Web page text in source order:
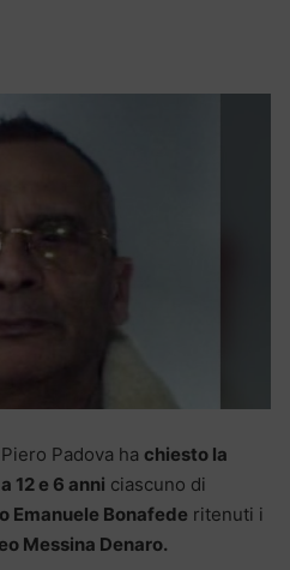
Piero Padova ha chiesto la
a 12 e 6 anni ciascuno di
Emanuele Bonafede ritenuti i
Messina Denaro.